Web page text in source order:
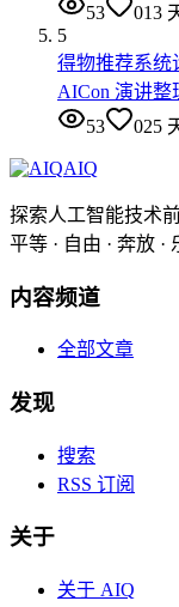
53
013
5
得物推荐系统
AICon 演讲整
53
025
AIQ
探索人工智能技术
平等 · 自由 · 奔放 ·
内容频道
全部文章
发现
搜索
RSS 订阅
关于
关于 AIQ